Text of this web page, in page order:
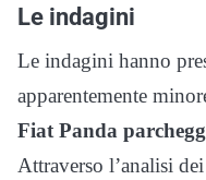
Le indagini
Le indagini hanno
apparentemente
Fiat Panda
Attraverso l’analisi dei